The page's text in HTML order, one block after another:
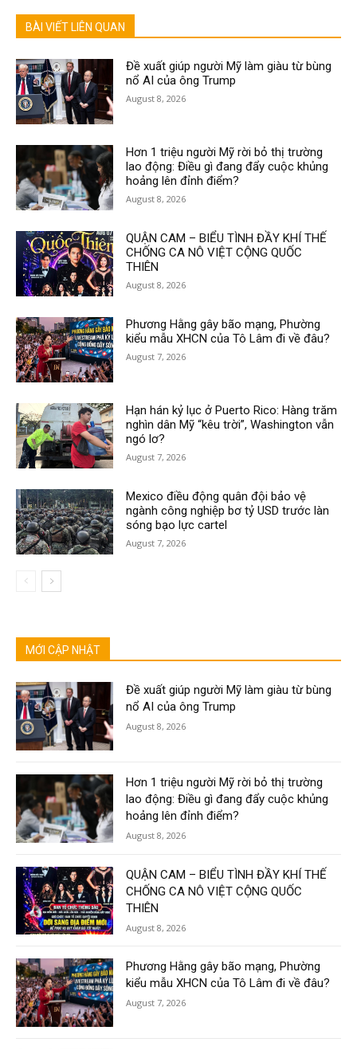
BÀI VIẾT LIÊN QUAN
Đề xuất giúp người Mỹ làm giàu từ bùng
nổ AI của ông Trump
August 8, 2026
Hơn 1 triệu người Mỹ rời bỏ thị trường
lao động: Điều gì đang đẩy cuộc khủng
hoảng lên đỉnh điểm?
August 8, 2026
QUẬN CAM – BIỂU TÌNH ĐẦY KHÍ THẾ
CHỐNG CA NÔ VIỆT CỘNG QUỐC
THIÊN
August 8, 2026
Phương Hằng gây bão mạng, Phường
kiểu mẫu XHCN của Tô Lâm đi về đâu?
August 7, 2026
Hạn hán kỷ lục ở Puerto Rico: Hàng trăm
nghìn dân Mỹ “kêu trời”, Washington vẫn
ngó lơ?
August 7, 2026
Mexico điều động quân đội bảo vệ
ngành công nghiệp bơ tỷ USD trước làn
sóng bạo lực cartel
August 7, 2026
MỚI CẬP NHẬT
Đề xuất giúp người Mỹ làm giàu từ bùng
nổ AI của ông Trump
August 8, 2026
Hơn 1 triệu người Mỹ rời bỏ thị trường
lao động: Điều gì đang đẩy cuộc khủng
hoảng lên đỉnh điểm?
August 8, 2026
QUẬN CAM – BIỂU TÌNH ĐẦY KHÍ THẾ
CHỐNG CA NÔ VIỆT CỘNG QUỐC
THIÊN
August 8, 2026
Phương Hằng gây bão mạng, Phường
kiểu mẫu XHCN của Tô Lâm đi về đâu?
August 7, 2026